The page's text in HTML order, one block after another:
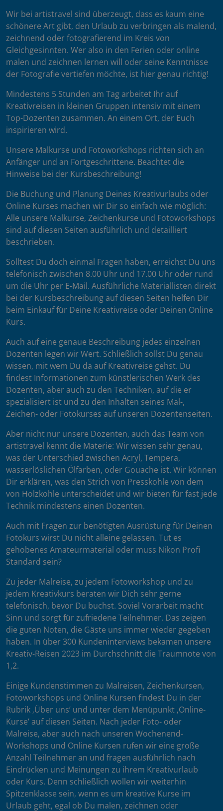
Wir bei artistravel sind überzeugt, dass es kaum eine
schönere Art gibt, den Urlaub zu verbringen als malend,
zeichnend oder fotografierend im Kreis von
Gleichgesinnten. Wer also in den Ferien oder online
malen und zeichnen lernen will oder seine Kenntnisse
der Fotografie vertiefen möchte, ist hier genau richtig!
Mindestens 5 Stunden am Tag arbeitet Ihr auf
Kreativreisen in kleinen Gruppen intensiv mit einem
Top-Dozenten zusammen. An einem Ort, der Euch
inspirieren wird.
Unsere Malkurse und Fotoworkshops richten sich an
Anfänger und an Fortgeschrittene. Beachtet die
Hinweise bei der Kursbeschreibung!
Die Buchung und Planung Deines Kreativurlaubs oder
Online Kurses machen wir Dir so einfach wie möglich:
Alle unsere Malkurse, Zeichenkurse und Fotoworkshops
sind auf diesen Seiten ausführlich und detailliert
beschrieben.
Solltest Du doch einmal Fragen haben, erreichst Du uns
telefonisch zwischen 8.00 Uhr und 17.00 Uhr oder rund
um die Uhr per E-Mail. Ausführliche Materiallisten direkt
bei der Kursbeschreibung auf diesen Seiten helfen Dir
beim Einkauf für Deine Kreativreise oder Deinen Online
Kurs.
Auch auf eine genaue Beschreibung jedes einzelnen
Dozenten legen wir Wert. Schließlich sollst Du genau
wissen, mit wem Du da auf Kreativreise gehst. Du
findest Informationen zum künstlerischen Werk des
Dozenten, aber auch zu den Techniken, auf die er
spezialisiert ist und zu den Inhalten seines Mal-,
Zeichen- oder Fotokurses auf unseren Dozentenseiten.
Aber nicht nur unsere Dozenten, auch das Team von
artistravel kennt die Materie: Wir wissen sehr genau,
was der Unterschied zwischen Acryl, Tempera,
wasserlöslichen Ölfarben, oder Gouache ist. Wir können
Dir erklären, was den Strich von Presskohle von dem
von Holzkohle unterscheidet und wir bieten für fast jede
Technik mindestens einen Dozenten.
Auch mit Fragen zur benötigten Ausrüstung für Deinen
Fotokurs wirst Du nicht alleine gelassen. Tut es
gehobenes Amateurmaterial oder muss Nikon Profi
Standard sein?
Zu jeder Malreise, zu jedem Fotoworkshop und zu
jedem Kreativkurs beraten wir Dich sehr gerne
telefonisch, bevor Du buchst. Soviel Vorarbeit macht
Sinn und sorgt für zufriedene Teilnehmer. Das zeigen
die guten Noten, die Gäste uns immer wieder gegeben
haben. In über 300 Kundeninterviews bekamen unsere
Kreativ-Reisen 2023 im Durchschnitt die Traumnote von
1,2.
Einige Kundenstimmen zu Malreisen, Zeichenkursen,
Fotoworkshops und Online Kursen findest Du in der
Rubrik ‚Über uns’ und unter dem Menüpunkt ‚Online-
Kurse’ auf diesen Seiten. Nach jeder Foto- oder
Malreise, aber auch nach unseren Wochenend-
Workshops und Online Kursen rufen wir eine große
Anzahl Teilnehmer an und fragen ausführlich nach
Eindrücken und Meinungen zu ihrem Kreativurlaub
oder Kurs. Denn schließlich wollen wir weiterhin
Spitzenklasse sein, wenn es um kreative Kurse im
Urlaub geht, egal ob Du malen, zeichnen oder